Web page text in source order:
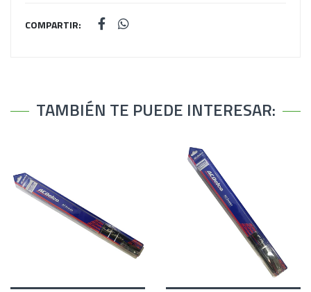
COMPARTIR:
TAMBIÉN TE PUEDE INTERESAR: